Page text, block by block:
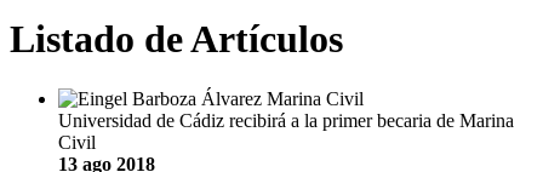
Listado de Artículos
Universidad de Cádiz recibirá a la primer becaria de Marina
Civil
13 ago 2018